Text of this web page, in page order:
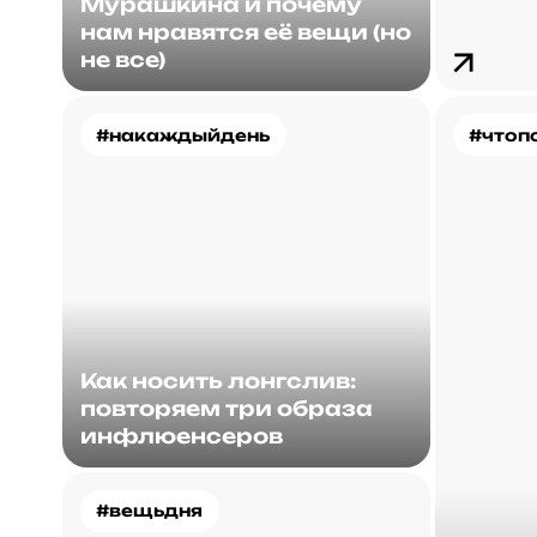
нам нравятся её вещи (но
не все)
#накаждыйдень
Как носить лонгслив:
повторяем три образа
инфлюенсеров
#вещьдня